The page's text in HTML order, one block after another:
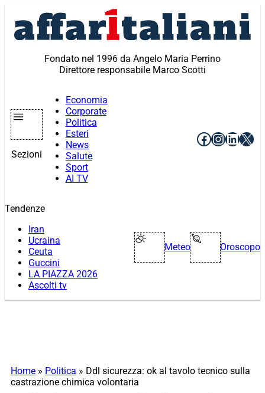
contenuto
Fondato nel 1996 da Angelo Maria Perrino
Direttore responsabile Marco Scotti
Sezioni
Economia
Corporate
Politica
Esteri
News
Salute
Sport
AI TV
Facebook
X
Tendenze
Iran
Ucraina
Ceuta
Guccini
LA PIAZZA 2026
Ascolti tv
Meteo Oroscopo
Home » Politica » Ddl sicurezza: ok al tavolo tecnico sulla
castrazione chimica volontaria